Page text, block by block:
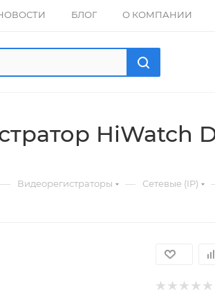
БЛОГ О КОМПАНИИ
HiWatch
— Видеорегистраторы — Сетевые (IP)